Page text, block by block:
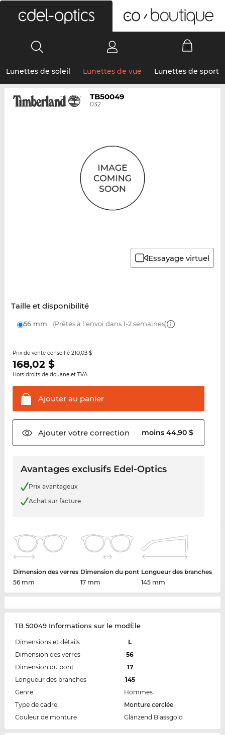
Lunettes de soleil Lunettes de vue Lunettes de sport
TB50049
032
Essayage virtuel
Taille et disponibilité
56 mm (Prêtes à l'envoi dans 1-2 semaines)
Prix de vente conseillé 210,03 $
168,02$
Hors droits de douane et TVA
Ajouter au panier
Ajouter votrecorrection moins 44,90 $
Avantages exclusifs Edel-Optics
Prix avantageux
Achat sur facture
Dimension des verres
56 mm
Dimension du pont
17 mm
Longueur des branches
145 mm
TB 50049 Informations sur le modÈle
Dimensions et détails
L
Dimension des verres
56
Dimension du pont
17
Longueur des branches
145
Genre
Hommes
Type de cadre
Monture cerclée
Couleur de monture
Glänzend Blassgold